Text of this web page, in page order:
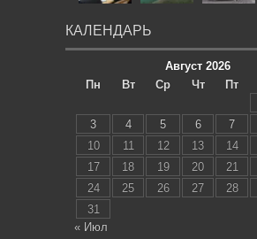
КАЛЕНДАРЬ
Август 2026
Пн
Вт Ср Чт Пт
3
4 5 6 7
10
11 12 13 14
17
18 19 20 21
24
25 26 27 28
31
« Июл